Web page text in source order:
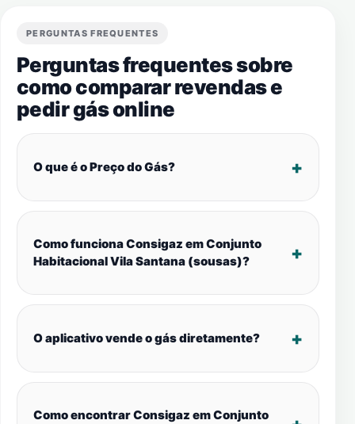
PERGUNTAS FREQUENTES
Perguntas frequentes sobre
como comparar revendas e
pedir gás online
O que é o Preço do Gás?
Como funciona Consigaz em Conjunto
Habitacional Vila Santana (sousas)?
O aplicativo vende o gás diretamente?
Como encontrar Consigaz em Conjunto